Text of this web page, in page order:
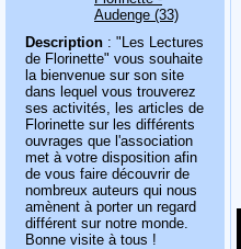
Description : "Les Lectures
de Florinette" vous souhaite
la bienvenue sur son site
dans lequel vous trouverez
ses activités, les articles de
Florinette sur les différents
ouvrages que l'association
met à votre disposition afin
de vous faire découvrir de
nombreux auteurs qui nous
amènent à porter un regard
différent sur notre monde.
Bonne visite à tous !